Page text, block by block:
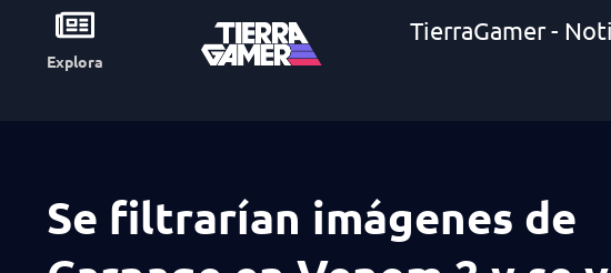
Explora
TierraGamer -
Se filtrarían imágenes de